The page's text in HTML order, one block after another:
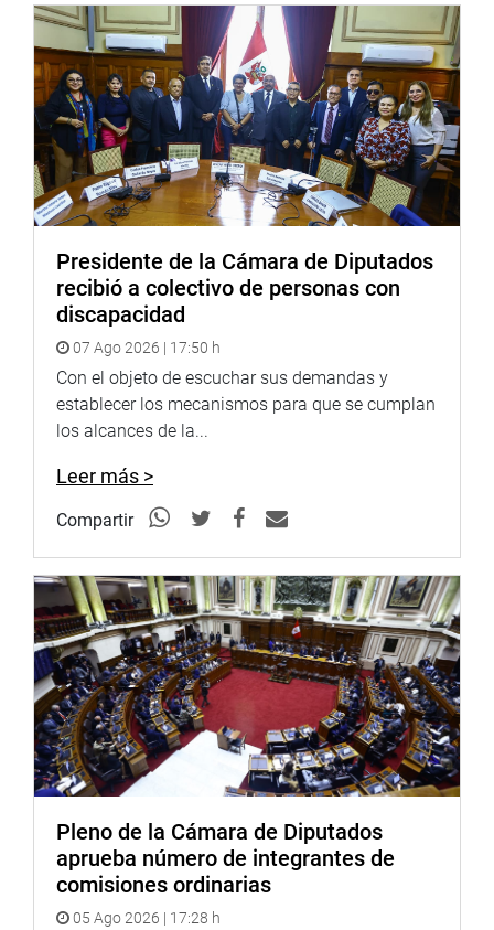
Twitter:https://twitter.com/congresoperu
Youtube:http://www.youtube.com/congresoperu
Soundcloud:https://soundcloud.com/radiocongreso
Presidente de la Cámara de Diputados
recibió a colectivo de personas con
discapacidad
07 Ago 2026 | 17:50 h
Con el objeto de escuchar sus demandas y
establecer los mecanismos para que se cumplan
los alcances de la...
Leer más >
Compartir
Pleno de la Cámara de Diputados
aprueba número de integrantes de
comisiones ordinarias
05 Ago 2026 | 17:28 h